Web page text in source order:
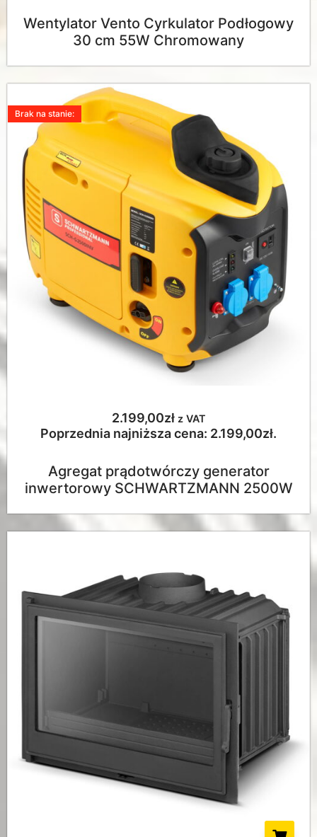
Wentylator Vento Cyrkulator Podłogowy
30 cm 55W Chromowany
Brak na stanie:
2.199,00zł z VAT
Poprzednia najniższa cena: 2.199,00zł.
Agregat prądotwórczy generator
inwertorowy SCHWARTZMANN 2500W